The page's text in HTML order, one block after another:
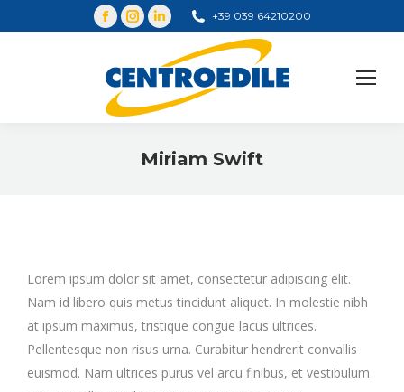
+39 039 64210200
Miriam Swift
Lorem ipsum dolor sit amet, consectetur adipiscing elit.
Nam id libero quis metus tincidunt aliquet. In molestie nibh
at ipsum maximus, tristique congue lacus ultrices.
Pellentesque non risus urna. Curabitur hendrerit convallis
euismod. Nam ultrices purus vel arcu finibus, et vestibulum